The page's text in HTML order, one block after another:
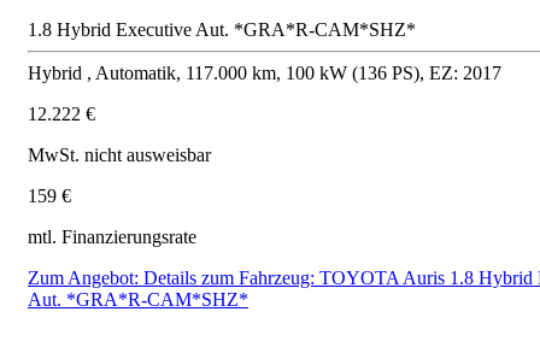
1.8 Hybrid Executive Aut. *GRA*R-CAM*SHZ*
Hybrid , Automatik, 117.000 km, 100 kW (136 PS), EZ: 2017
12.222 €
MwSt. nicht ausweisbar
159 €
mtl. Finanzierungsrate
Zum Angebot: Details zum Fahrzeug: TOYOTA Auris 1.8 Hybrid
Aut. *GRA*R-CAM*SHZ*